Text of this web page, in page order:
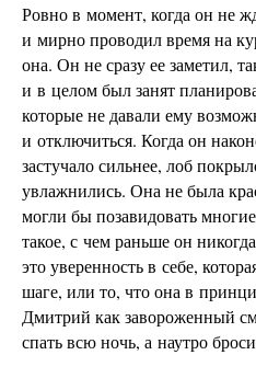
Ровно в момент, когда он не
и мирно проводил время на
она. Он не сразу ее заметил,
и в целом был занят
которые не давали ему
и отключиться. Когда он
застучало сильнее, лоб
увлажнились. Она не была
могли бы позавидовать
такое, с чем раньше он
это уверенность в себе,
шаге, или то, что она в
Дмитрий как завороженный
спать всю ночь, а наутро